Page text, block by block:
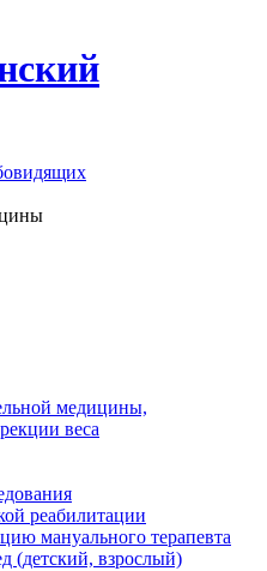
медицины,
веса
реабилитации
мануального терапевта
(детский, взрослый)